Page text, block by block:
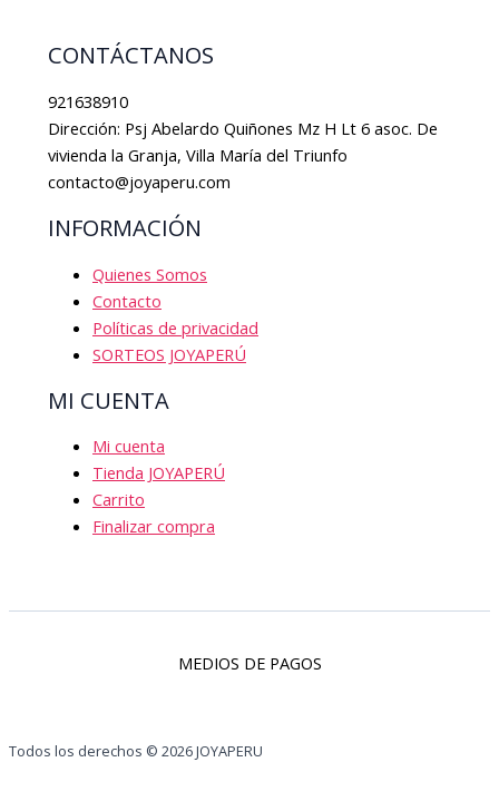
CONTÁCTANOS
921638910
Dirección: Psj Abelardo Quiñones Mz H Lt 6 asoc. De
vivienda la Granja, Villa María del Triunfo
contacto@joyaperu.com
INFORMACIÓN
Quienes Somos
Contacto
Políticas de privacidad
SORTEOS JOYAPERÚ
MI CUENTA
Mi cuenta
Tienda JOYAPERÚ
Carrito
Finalizar compra
MEDIOS DE PAGOS
Todos los derechos © 2026 JOYAPERU